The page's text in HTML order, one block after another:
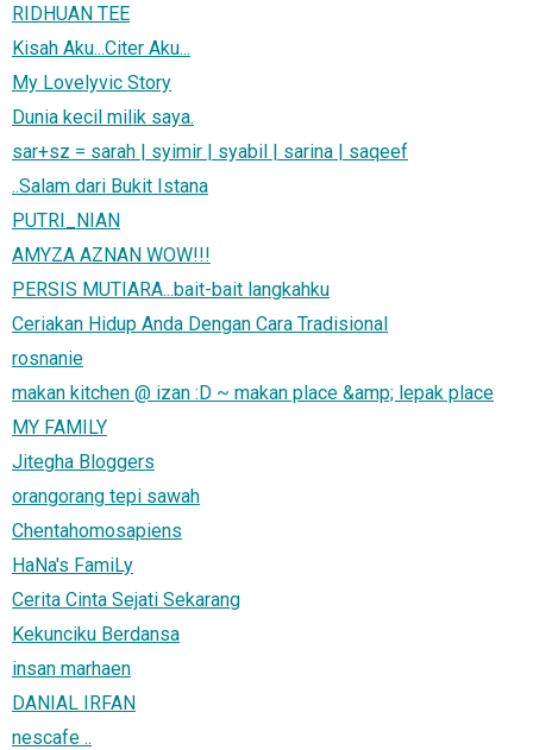
RIDHUAN TEE
Kisah Aku...Citer Aku...
My Lovelyvic Story
Dunia kecil milik saya.
sar+sz = sarah | syimir | syabil | sarina | saqeef
..Salam dari Bukit Istana
PUTRI_NIAN
AMYZA AZNAN WOW!!!
PERSIS MUTIARA...bait-bait langkahku
Ceriakan Hidup Anda Dengan Cara Tradisional
rosnanie
makan kitchen @ izan :D ~ makan place &amp; lepak place
MY FAMILY
Jitegha Bloggers
orangorang tepi sawah
Chentahomosapiens
HaNa's FamiLy
Cerita Cinta Sejati Sekarang
Kekunciku Berdansa
insan marhaen
DANIAL IRFAN
nescafe ..